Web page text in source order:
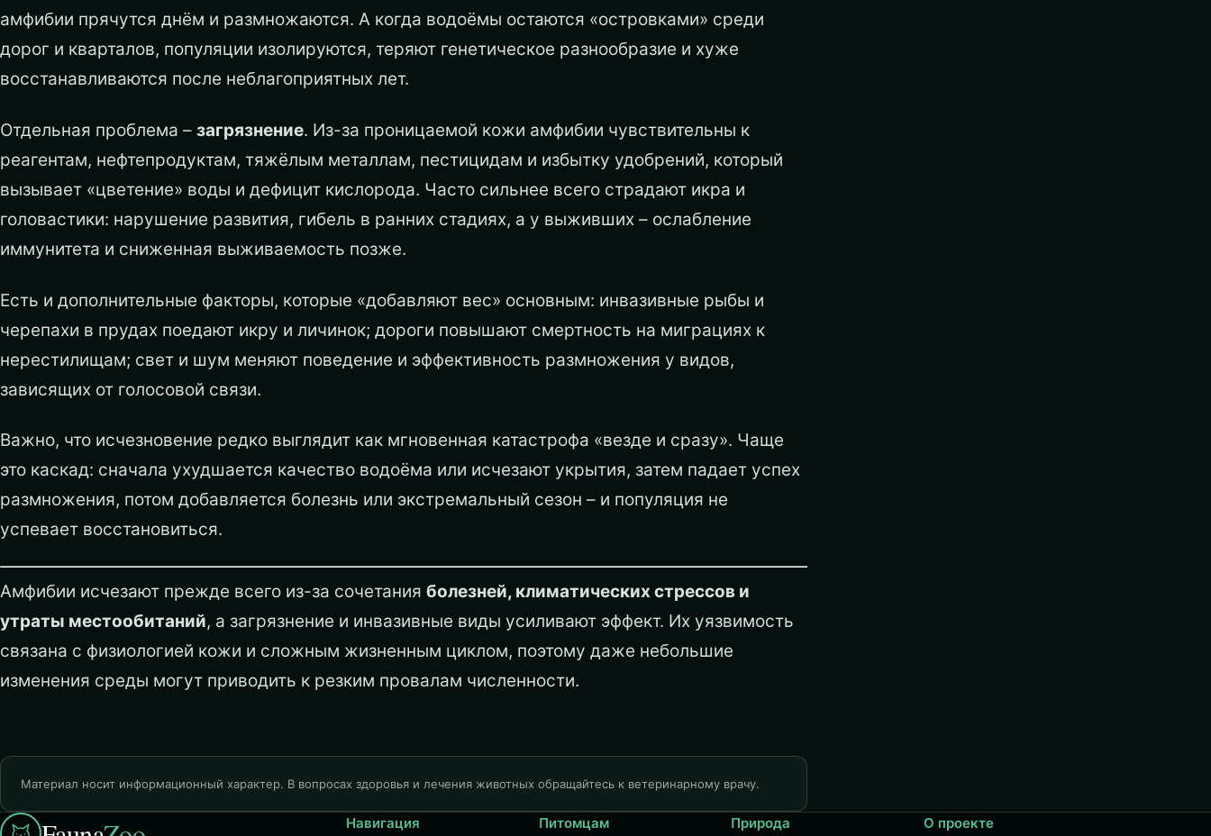
амфибии прячутся днём и размножаются. А когда водоёмы остаются «островками» среди
дорог и кварталов, популяции изолируются, теряют генетическое разнообразие и хуже
восстанавливаются после неблагоприятных лет.
Отдельная проблема – загрязнение. Из-за проницаемой кожи амфибии чувствительны к
реагентам, нефтепродуктам, тяжёлым металлам, пестицидам и избытку удобрений, который
вызывает «цветение» воды и дефицит кислорода. Часто сильнее всего страдают икра и
головастики: нарушение развития, гибель в ранних стадиях, а у выживших – ослабление
иммунитета и сниженная выживаемость позже.
Есть и дополнительные факторы, которые «добавляют вес» основным: инвазивные рыбы и
черепахи в прудах поедают икру и личинок; дороги повышают смертность на миграциях к
нерестилищам; свет и шум меняют поведение и эффективность размножения у видов,
зависящих от голосовой связи.
Важно, что исчезновение редко выглядит как мгновенная катастрофа «везде и сразу». Чаще
это каскад: сначала ухудшается качество водоёма или исчезают укрытия, затем падает успех
размножения, потом добавляется болезнь или экстремальный сезон – и популяция не
успевает восстановиться.
Амфибии исчезают прежде всего из-за сочетания болезней, климатических стрессов и
утраты местообитаний, а загрязнение и инвазивные виды усиливают эффект. Их уязвимость
связана с физиологией кожи и сложным жизненным циклом, поэтому даже небольшие
изменения среды могут приводить к резким провалам численности.
Материал носит информационный характер. В вопросах здоровья и лечения животных обращайтесь к ветеринарному врачу.
Навигация Питомцам Природа О проекте